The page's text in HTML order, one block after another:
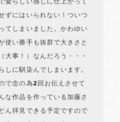
愛らしい感じに仕上がって
ずにはいられない！ついつ
てしまいました。かわゆい
使い勝手も抜群で大きさと
大事！）なんだろう・・・
しに馴染んでしまいます。
で念の為2回お伝えさせて
な作品を作っている加藤さ
ん拝見できる予定ですので